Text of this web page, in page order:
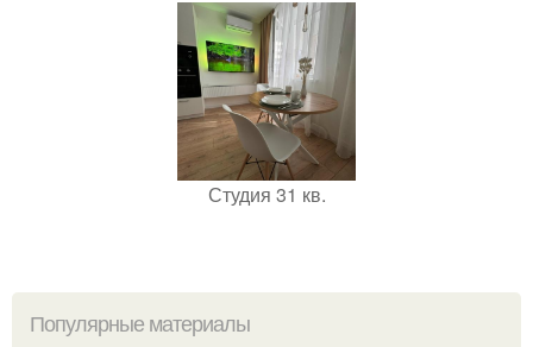
Студия 31 кв.
Популярные материалы